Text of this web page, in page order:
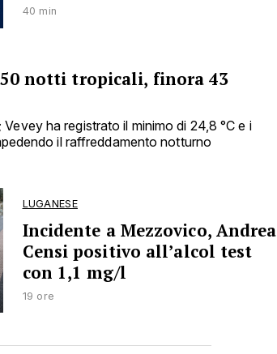
40 min
notti tropicali, finora 43
ha registrato il minimo di 24,8 °C e i
il raffreddamento notturno
LUGANESE
Incidente a Mezzovico, Andrea
Censi positivo all’alcol test
con 1,1 mg/l
19 ore